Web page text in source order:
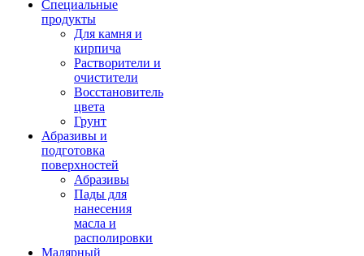
Специальные
продукты
Для камня и
кирпича
Растворители и
очистители
Восстановитель
цвета
Грунт
Абразивы и
подготовка
поверхностей
Абразивы
Пады для
нанесения
масла и
располировки
Малярный